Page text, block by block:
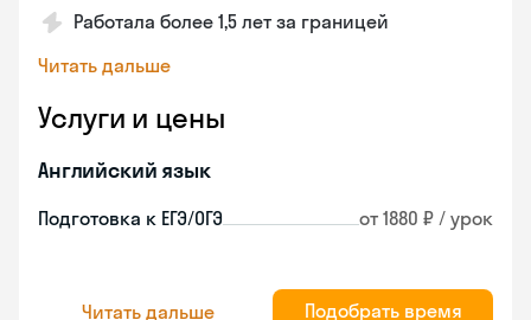
Работала более 1,5 лет за границей
Читать дальше
Услуги и цены
Английский язык
Подготовка к ЕГЭ/ОГЭ от 1880 ₽ / урок
Читать дальше Подобрать время